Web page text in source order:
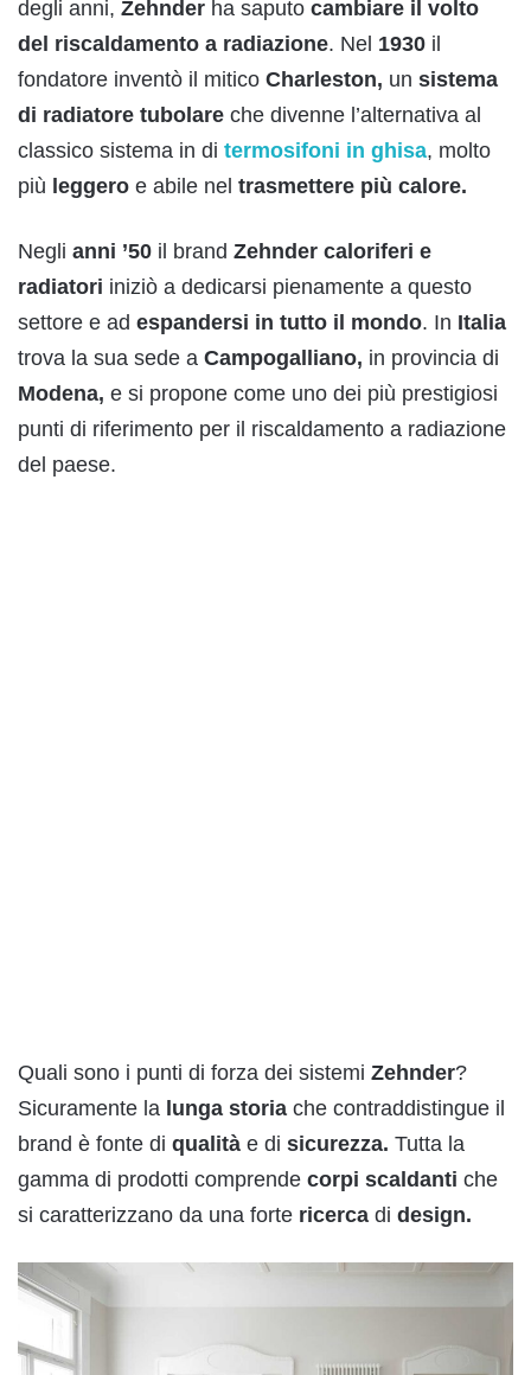
degli anni, Zehnder ha saputo cambiare il volto
del riscaldamento a radiazione. Nel 1930 il
fondatore inventò il mitico Charleston, un sistema
di radiatore tubolare che divenne l’alternativa al
classico sistema in di termosifoni in ghisa, molto
più leggero e abile nel trasmettere più calore.
Negli anni ’50 il brand Zehnder caloriferi e
radiatori iniziò a dedicarsi pienamente a questo
settore e ad espandersi in tutto il mondo. In Italia
trova la sua sede a Campogalliano, in provincia di
Modena, e si propone come uno dei più prestigiosi
punti di riferimento per il riscaldamento a radiazione
del paese.
Quali sono i punti di forza dei sistemi Zehnder?
Sicuramente la lunga storia che contraddistingue il
brand è fonte di qualità e di sicurezza. Tutta la
gamma di prodotti comprende corpi scaldanti che
si caratterizzano da una forte ricerca di design.